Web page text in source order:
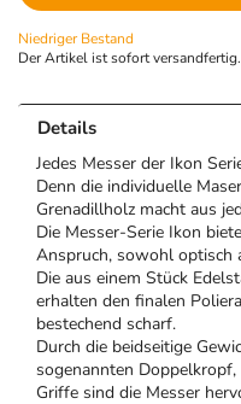
Niedriger Bestand
Der Artikel ist sofort
Details
Jedes Messer der Ikon
Denn die individuelle
Grenadillholz macht aus
Die Messer-Serie Ikon
Anspruch, sowohl optisch
Die aus einem Stück
erhalten den finalen
bestechend scharf.
Durch die beidseitige
sogenannten
Griffe sind die Messer